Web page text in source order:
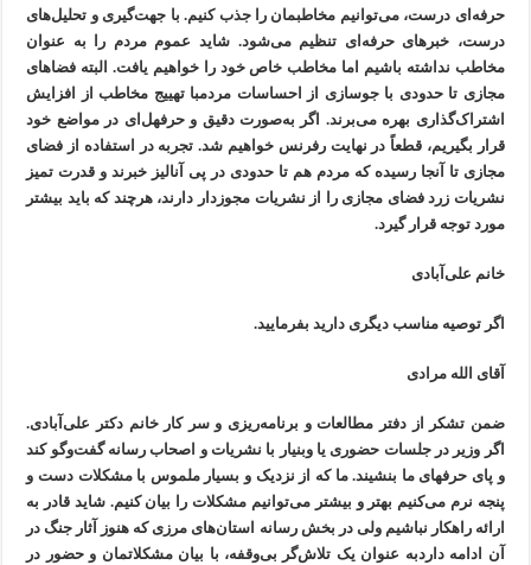
حرفه‌ای درست، می‌توانیم مخاطبمان را جذب کنیم. با جهت‌گیری و تحلیل‌های
درست، خبرهای حرفه‌ای تنظیم می‌شود. شاید عموم مردم را به عنوان
مخاطب نداشته باشیم اما مخاطب خاص خود را خواهیم یافت. البته فضاهای
مجازی تا حدودی با جوسازی از احساسات مردمبا تهییج مخاطب از افزایش
اشتراک‌گذاری بهره می‌برند. اگر به‌صورت دقیق و حرفهل‌ای در مواضع خود
قرار بگیریم، قطعاً در نهایت رفرنس خواهیم شد. تجربه در استفاده از فضای
مجازی تا آنجا رسیده که مردم هم تا حدودی در پی آنالیز خبرند و قدرت تمیز
نشریات زرد فضای مجازی را از نشریات مجوزدار دارند، هرچند که باید بیشتر
مورد توجه قرار گیرد.
خانم علی‌آبادی
اگر توصیه مناسب دیگری دارید بفرمایید.
آقای الله مرادی
ضمن تشکر از دفتر مطالعات و برنامه‌ریزی و سر کار خانم دکتر علی‌‌آبادی.
اگر وزیر در جلسات حضوری یا وبنیار با نشریات و اصحاب رسانه گفت‌وگو کند
و پای حرفهای ما بنشیند. ما که از نزدیک و بسیار ملموس با مشکلات دست و
پنجه نرم می‌کنیم بهتر و بیشتر می‌توانیم مشکلات را بیان کنیم. شاید قادر به
ارائه راهکار نباشیم ولی در بخش رسانه استان‌های مرزی که هنوز آثار جنگ در
آن ادامه داردبه عنوان یک تلاش‌گر بی‌وقفه، با بیان مشکلاتمان و حضور در